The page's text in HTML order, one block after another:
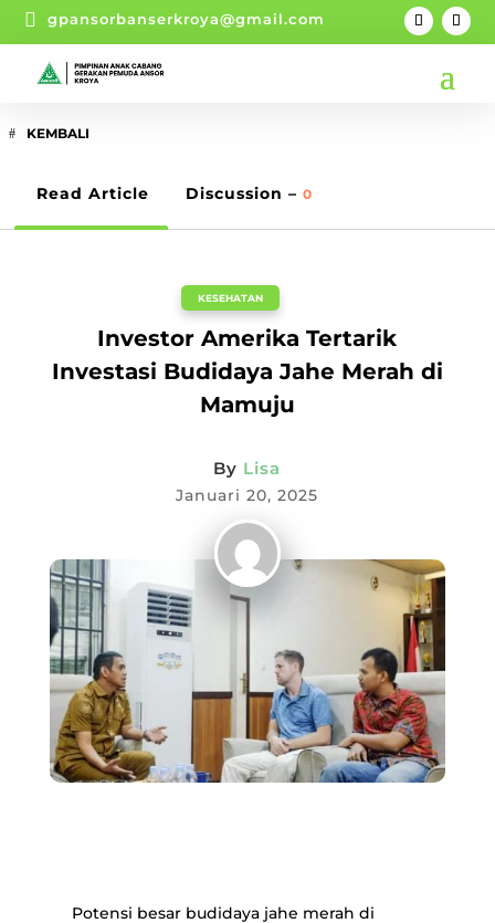
 gpansorbanserkroya@gmail.com
KEMBALI
Read Article Discussion – 0
KESEHATAN
Investor Amerika Tertarik
Investasi Budidaya Jahe Merah di
Mamuju
By Lisa
Januari 20, 2025
Potensi besar budidaya jahe merah di